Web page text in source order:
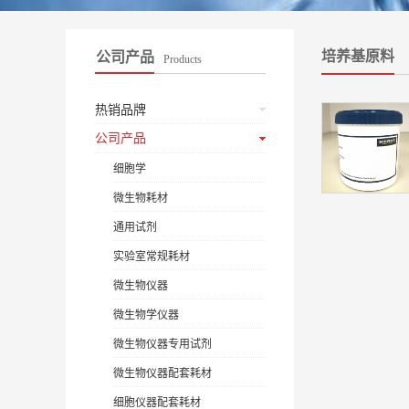
公司产品 Products
热销品牌
公司产品
细胞学
微生物耗材
通用试剂
实验室常规耗材
微生物仪器
微生物学仪器
微生物仪器专用试剂
微生物仪器配套耗材
细胞仪器配套耗材
培养基原料